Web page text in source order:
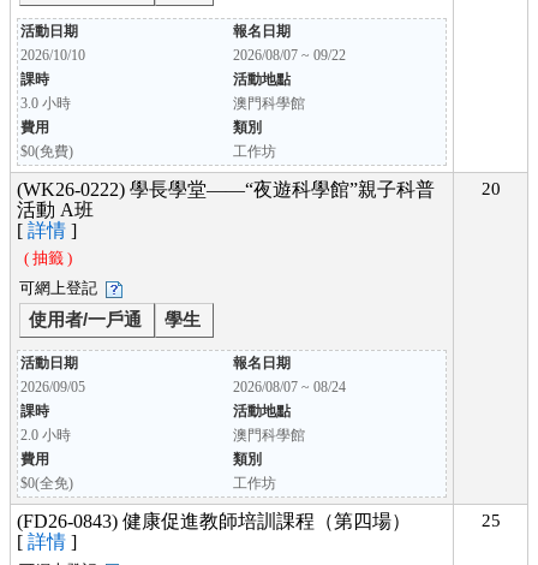
活動日期
報名日期
2026/10/10
2026/08/07 ~ 09/22
課時
活動地點
3.0 小時
澳門科學館
費用
類別
$0(免費)
工作坊
(WK26-0222) 學長學堂——“夜遊科學館”親子科普
活動 A班
[ 詳情 ]
( 抽籤 )
可網上登記
使用者/一戶通 學生
活動日期
報名日期
2026/09/05
2026/08/07 ~ 08/24
課時
活動地點
2.0 小時
澳門科學館
費用
類別
$0(全免)
工作坊
20
(FD26-0843) 健康促進教師培訓課程（第四場）
[ 詳情 ]
25